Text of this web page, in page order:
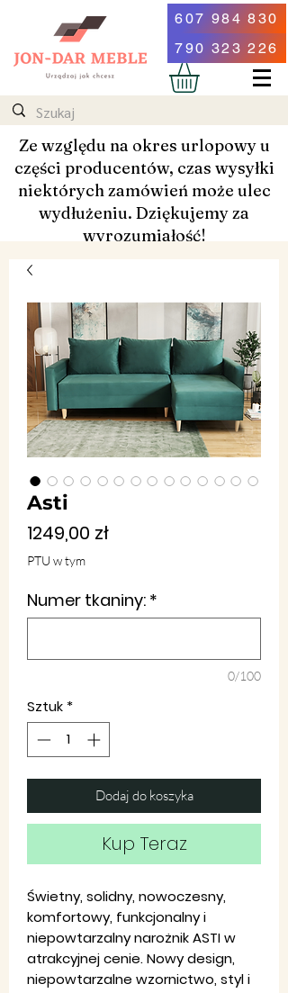
607 984 830
790 323 226
Ze względu na okres urlopowy u
części producentów, czas wysyłki
niektórych zamówień może ulec
wydłużeniu. Dziękujemy za
wyrozumiałość!
Asti
1249,00 złCena
PTU w tym
Numer tkaniny: *
0/100
Sztuk *
Dodaj do koszyka
Kup Teraz
Świetny, solidny, nowoczesny,
komfortowy, funkcjonalny i
niepowtarzalny narożnik ASTI w
atrakcyjnej cenie. Nowy design,
niepowtarzalne wzornictwo, styl i